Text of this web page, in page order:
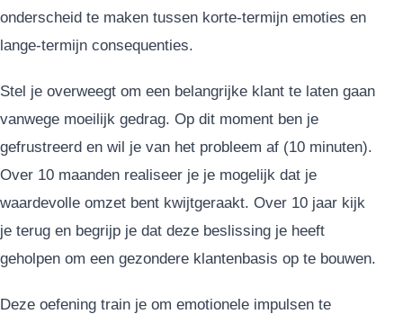
onderscheid te maken tussen korte-termijn emoties en
lange-termijn consequenties.
Stel je overweegt om een belangrijke klant te laten gaan
vanwege moeilijk gedrag. Op dit moment ben je
gefrustreerd en wil je van het probleem af (10 minuten).
Over 10 maanden realiseer je je mogelijk dat je
waardevolle omzet bent kwijtgeraakt. Over 10 jaar kijk
je terug en begrijp je dat deze beslissing je heeft
geholpen om een gezondere klantenbasis op te bouwen.
Deze oefening train je om emotionele impulsen te